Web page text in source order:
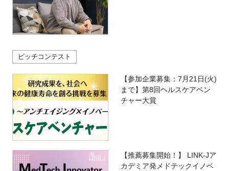
ピッチコンテスト
【参加企業募集：7月21日(火)
まで】第8回ヘルスケアベン
チャー大賞
【推薦募集開始！】 LINK-Jア
カデミア発メドテックイノベ